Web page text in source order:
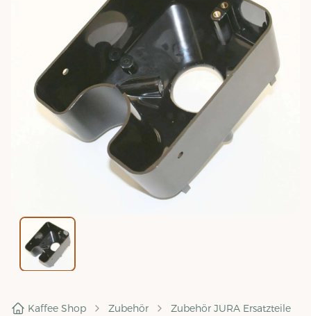
Kaffee Shop Zubehör Zubehör JURA Ersatzteile